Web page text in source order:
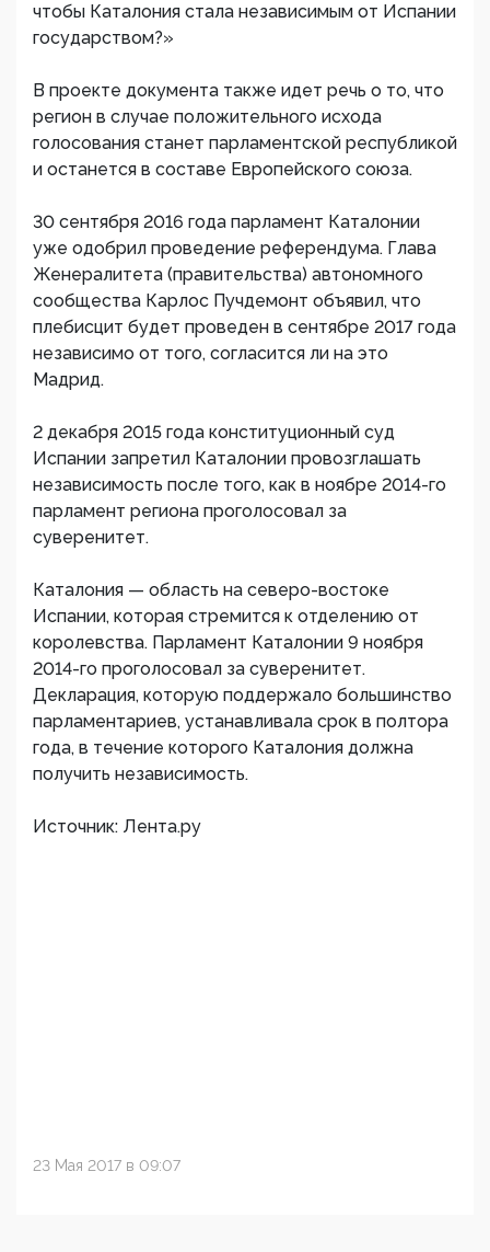
чтобы Каталония стала независимым от Испании
государством?»
В проекте документа также идет речь о то, что
регион в случае положительного исхода
голосования станет парламентской республикой
и останется в составе Европейского союза.
30 сентября 2016 года парламент Каталонии
уже одобрил проведение референдума. Глава
Женералитета (правительства) автономного
сообщества Карлос Пучдемонт объявил, что
плебисцит будет проведен в сентябре 2017 года
независимо от того, согласится ли на это
Мадрид.
2 декабря 2015 года конституционный суд
Испании запретил Каталонии провозглашать
независимость после того, как в ноябре 2014-го
парламент региона проголосовал за
суверенитет.
Каталония — область на северо-востоке
Испании, которая стремится к отделению от
королевства. Парламент Каталонии 9 ноября
2014-го проголосовал за суверенитет.
Декларация, которую поддержало большинство
парламентариев, устанавливала срок в полтора
года, в течение которого Каталония должна
получить независимость.
Источник: Лента.ру
23 Мая 2017 в 09:07